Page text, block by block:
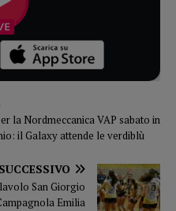
la Nordmeccanica VAP sabato in
il Galaxy attende le verdiblù
SUCCESSIVO
San Giorgio
Emilia